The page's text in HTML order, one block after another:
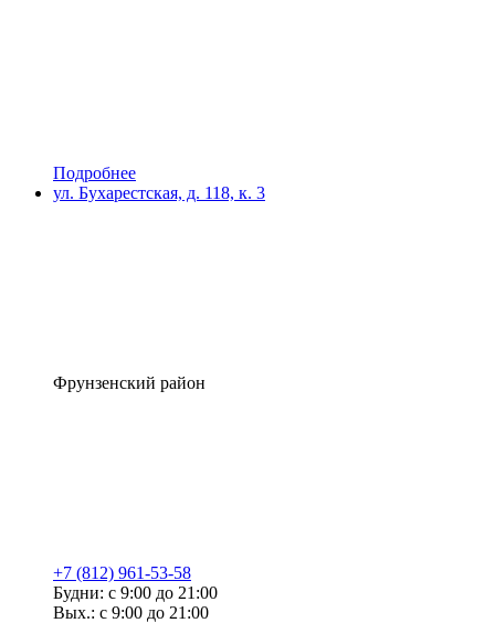
Подробнее
ул. Бухарестская, д. 118, к. 3
Фрунзенский район
+7 (812) 961-53-58
Будни: с 9:00 до 21:00
Вых.: с 9:00 до 21:00